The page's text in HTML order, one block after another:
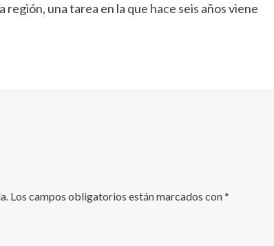
una tarea en la que hace seis años viene
Los campos obligatorios están marcados con*